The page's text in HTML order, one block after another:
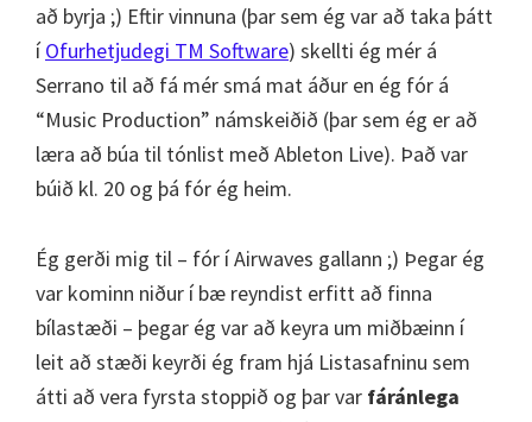
að byrja ;) Eftir vinnuna (þar sem ég var að taka þátt
íOfurhetjudegi TM Software) skellti ég mér á
Serrano til að fá mér smá mat áður en ég fór á
“Music Production” námskeiðið (þar sem ég er að
læra að búa til tónlist með Ableton Live). Það var
búið kl. 20 og þá fór ég heim.
Ég gerði mig til – fór í Airwaves gallann ;) Þegar ég
var kominn niður í bæ reyndist erfitt að finna
bílastæði – þegar ég var að keyra um miðbæinn í
leit að stæði keyrði ég fram hjá Listasafninu sem
átti að vera fyrsta stoppið og þar var fáránlega